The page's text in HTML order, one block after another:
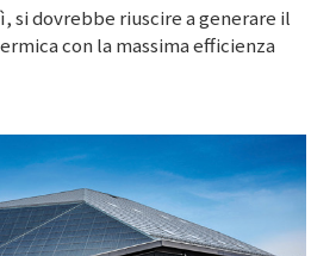
si dovrebbe riuscire a generare il
con la massima efficienza